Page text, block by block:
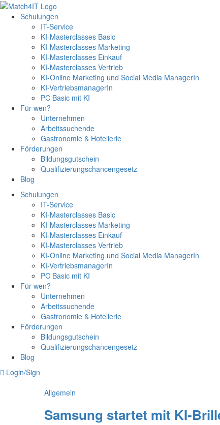
Schulungen
IT-Service
KI-Masterclasses Basic
KI-Masterclasses Marketing
KI-Masterclasses Einkauf
KI-Masterclasses Vertrieb
KI-Online Marketing und Social Media ManagerIn
KI-VertriebsmanagerIn
PC Basic mit KI
Für wen?
Unternehmen
Arbeitssuchende
Gastronomie & Hotellerie
Förderungen
Bildungsgutschein
Qualifizierungschancengesetz
Blog
Schulungen
IT-Service
KI-Masterclasses Basic
KI-Masterclasses Marketing
KI-Masterclasses Einkauf
KI-Masterclasses Vertrieb
KI-Online Marketing und Social Media ManagerIn
KI-VertriebsmanagerIn
PC Basic mit KI
Für wen?
Unternehmen
Arbeitssuchende
Gastronomie & Hotellerie
Förderungen
Bildungsgutschein
Qualifizierungschancengesetz
Blog
Login/Sign
Allgemein
Samsung startet mit KI-